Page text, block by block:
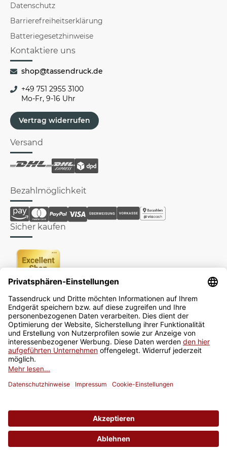
Datenschutz
Barrierefreiheitserklärung
Batteriegesetzhinweise
Kontaktiere uns
shop@tassendruck.de
+49 751 2955 3100
Mo-Fr, 9-16 Uhr
Vertrag widerrufen
Versand
Bezahlmöglichkeit
Sicher kaufen
Newsletter